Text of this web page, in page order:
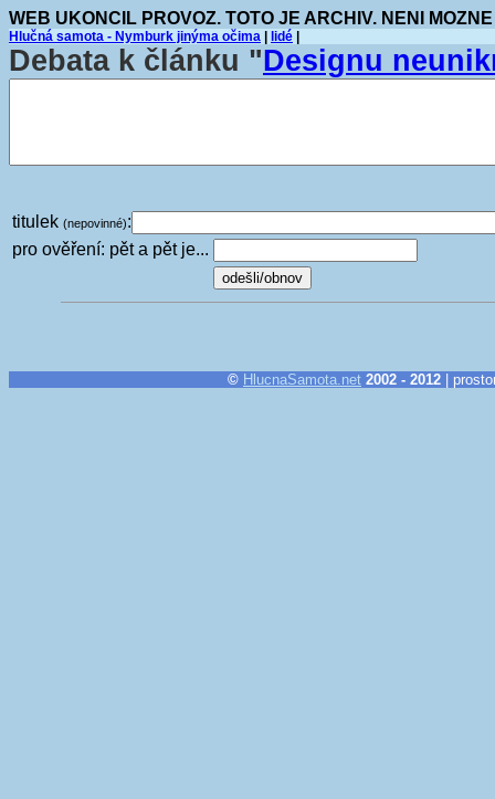
WEB UKONCIL PROVOZ. TOTO JE ARCHIV. NENI
Hlučná samota - Nymburk jinýma očima lidé
Debata k článku "Designu
titulek (nepovinné):
pro ověření: pět a pět je...
© HlucnaSamota.net 2002 - 2012 |